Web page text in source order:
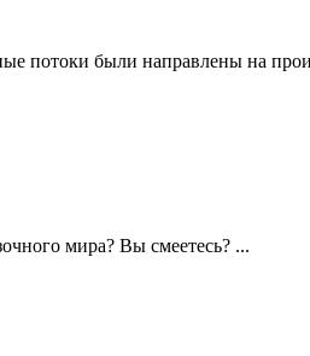
потоки были направлены на
мира? Вы смеетесь? ...